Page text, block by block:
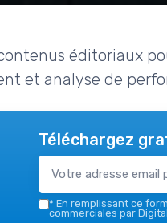
éditoriaux
et analyse de
Téléchargez
* En remplissant ce
commerciales par